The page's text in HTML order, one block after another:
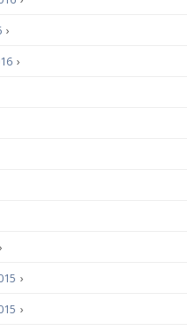
›
›
›
›
›